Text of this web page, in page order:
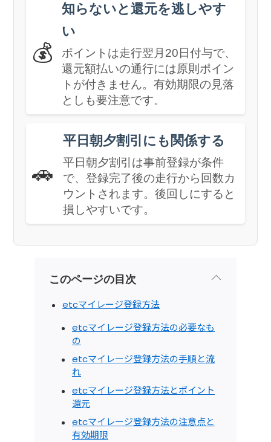
💰
知らないと還元を逃しやす
い
ポイントは走行翌月20日付与で、
還元額払いの通行には原則ポイン
トが付きません。有効期限の見落
としも要注意です。
🚗
平日朝夕割引にも関係する
平日朝夕割引は事前登録が条件
で、登録完了後の走行から回数カ
ウントされます。後回しにすると
損しやすいです。
このページの目次
etcマイレージ登録方法
etcマイレージ登録方法の必要なも
の
etcマイレージ登録方法の手順と流
れ
etcマイレージ登録方法とポイント
還元
etcマイレージ登録方法の注意点と
有効期限